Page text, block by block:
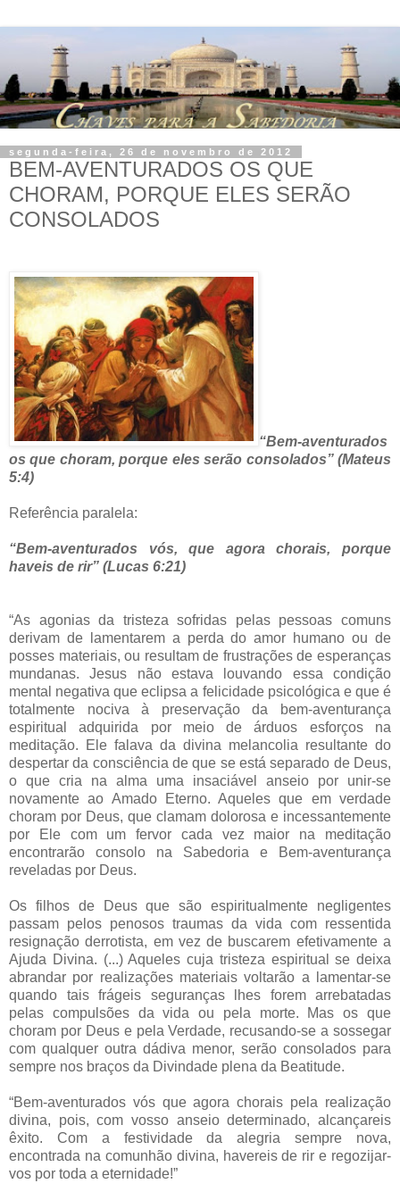
segunda-feira, 26 de novembro de 2012
BEM-AVENTURADOS OS QUE
CHORAM, PORQUE ELES SERÃO
CONSOLADOS
“Bem-aventurados
os que choram, porque eles serão consolados” (Mateus
5:4)
Referência paralela:
“Bem-aventurados vós, que agora chorais, porque
haveis de rir” (Lucas 6:21)
“As agonias da tristeza sofridas pelas pessoas comuns
derivam de lamentarem a perda do amor humano ou de
posses materiais, ou resultam de frustrações de esperanças
mundanas. Jesus não estava louvando essa condição
mental negativa que eclipsa a felicidade psicológica e que é
totalmente nociva à preservação da bem-aventurança
espiritual adquirida por meio de árduos esforços na
meditação. Ele falava da divina melancolia resultante do
despertar da consciência de que se está separado de Deus,
o que cria na alma uma insaciável anseio por unir-se
novamente ao Amado Eterno. Aqueles que em verdade
choram por Deus, que clamam dolorosa e incessantemente
por Ele com um fervor cada vez maior na meditação
encontrarão consolo na Sabedoria e Bem-aventurança
reveladas por Deus.
Os filhos de Deus que são espiritualmente negligentes
passam pelos penosos traumas da vida com ressentida
resignação derrotista, em vez de buscarem efetivamente a
Ajuda Divina. (...) Aqueles cuja tristeza espiritual se deixa
abrandar por realizações materiais voltarão a lamentar-se
quando tais frágeis seguranças lhes forem arrebatadas
pelas compulsões da vida ou pela morte. Mas os que
choram por Deus e pela Verdade, recusando-se a sossegar
com qualquer outra dádiva menor, serão consolados para
sempre nos braços da Divindade plena da Beatitude.
“Bem-aventurados vós que agora chorais pela realização
divina, pois, com vosso anseio determinado, alcançareis
êxito. Com a festividade da alegria sempre nova,
encontrada na comunhão divina, havereis de rir e regozijar-
vos por toda a eternidade!”